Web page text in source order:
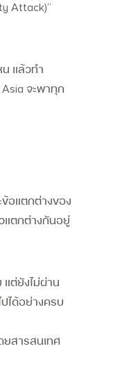
Attack)”
แล้วทำ
จะพาทุก
ข้อแตกต่างของ
แตกต่างกันอยู่
แต่ยังไม่ผ่าน
ได้อย่างครบ
ยสารสนเทศ